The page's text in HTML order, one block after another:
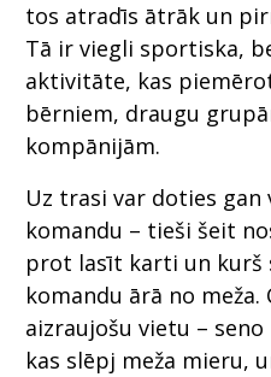
tos atradīs ātrāk un
Tā ir viegli sportiska,
aktivitāte, kas
bērniem, draugu
kompānijām.
Uz trasi var doties
komandu – tieši šeit
prot lasīt karti un kurš
komandu ārā no meža.
aizraujošu vietu –
kas slēpj meža mieru,